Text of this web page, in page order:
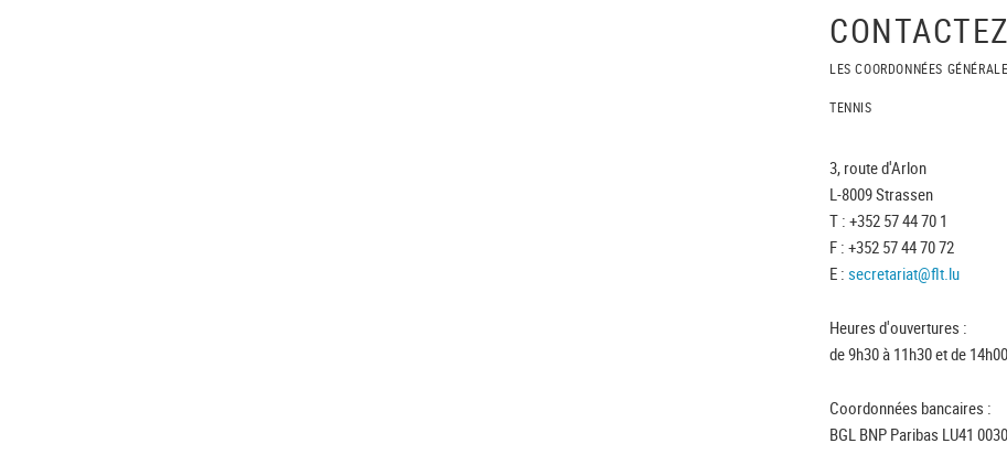
LES COORDONNÉES
TENNIS
3, route d'Arlon
L-8009 Strassen
T : +352 57 44 70 1
F : +352 57 44 70 72
E : secretariat@flt.lu
Heures d'ouvertures :
de 9h30 à 11h30 et de
Coordonnées bancaires :
BGL BNP Paribas LU41